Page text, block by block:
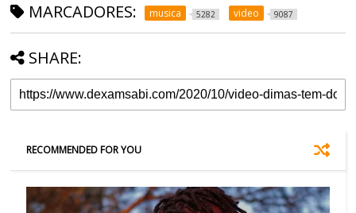
MARCADORES: musica 5282 video 9087
SHARE:
RECOMMENDED FOR YOU